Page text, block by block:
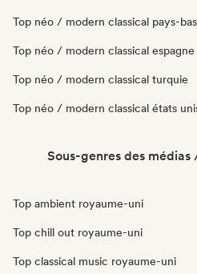
Top néo / modern classical pays-bas
Top néo / modern classical espagne
Top néo / modern classical turquie
Top néo / modern classical états
Sous-genres des médias
Top ambient royaume-uni
Top chill out royaume-uni
Top classical music royaume-uni